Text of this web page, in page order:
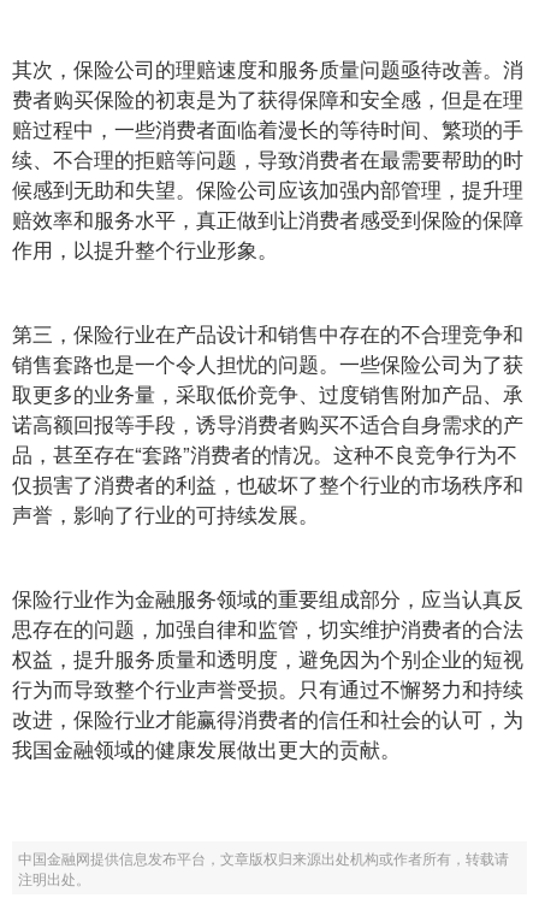
其次，保险公司的理赔速度和服务质量问题亟待改善。消
费者购买保险的初衷是为了获得保障和安全感，但是在理
赔过程中，一些消费者面临着漫长的等待时间、繁琐的手
续、不合理的拒赔等问题，导致消费者在最需要帮助的时
候感到无助和失望。保险公司应该加强内部管理，提升理
赔效率和服务水平，真正做到让消费者感受到保险的保障
作用，以提升整个行业形象。
第三，保险行业在产品设计和销售中存在的不合理竞争和
销售套路也是一个令人担忧的问题。一些保险公司为了获
取更多的业务量，采取低价竞争、过度销售附加产品、承
诺高额回报等手段，诱导消费者购买不适合自身需求的产
品，甚至存在“套路”消费者的情况。这种不良竞争行为不
仅损害了消费者的利益，也破坏了整个行业的市场秩序和
声誉，影响了行业的可持续发展。
保险行业作为金融服务领域的重要组成部分，应当认真反
思存在的问题，加强自律和监管，切实维护消费者的合法
权益，提升服务质量和透明度，避免因为个别企业的短视
行为而导致整个行业声誉受损。只有通过不懈努力和持续
改进，保险行业才能赢得消费者的信任和社会的认可，为
我国金融领域的健康发展做出更大的贡献。
中国金融网提供信息发布平台，文章版权归来源出处机构或作者所有，转载请
注明出处。